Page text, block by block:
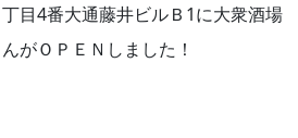
目4番大通藤井ビルＢ1に大衆酒場
がＯＰＥＮしました！